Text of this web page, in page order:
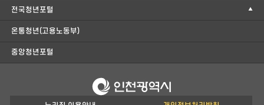
전국청년포털
온통청년(고용노동부)
중앙청년포털